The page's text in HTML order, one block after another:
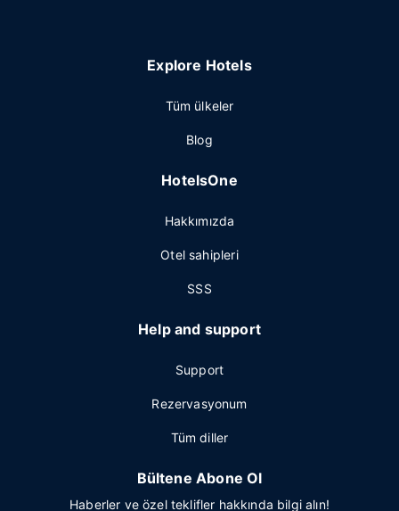
Explore Hotels
Tüm ülkeler
Blog
HotelsOne
Hakkımızda
Otel sahipleri
SSS
Help and support
Support
Rezervasyonum
Tüm diller
Bültene Abone Ol
Haberler ve özel teklifler hakkında bilgi alın!